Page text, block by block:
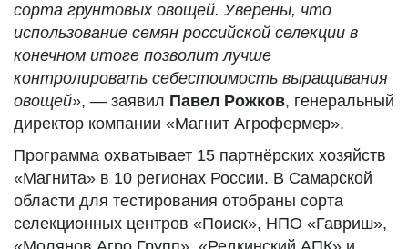
сорта грунтовых овощей. Уверены, что
использование семян российской селекции в
конечном итоге позволит лучше
контролировать себестоимость выращивания
овощей», — заявил Павел Рожков, генеральный
директор компании «Магнит Агрофермер».
Программа охватывает 15 партнёрских хозяйств
«Магнита» в 10 регионах России. В Самарской
области для тестирования отобраны сорта
селекционных центров «Поиск», НПО «Гавриш»,